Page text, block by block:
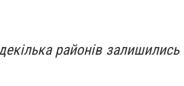
районів залишились